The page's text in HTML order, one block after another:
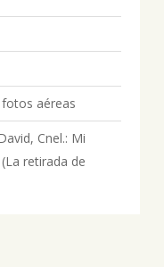
fotos aéreas
Cnel.: Mi
retirada de